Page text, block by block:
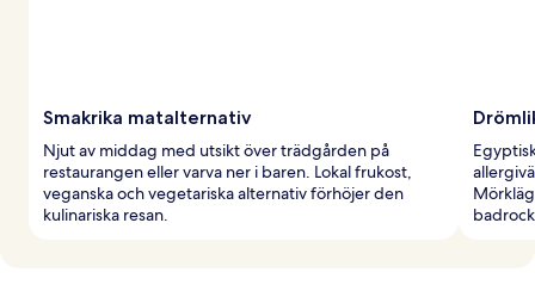
Smakrika matalternativ
Njut av middag med utsikt över trädgården på
restaurangen eller varva ner i baren. Lokal frukost,
veganska och vegetariska alternativ förhöjer den
kulinariska resan.